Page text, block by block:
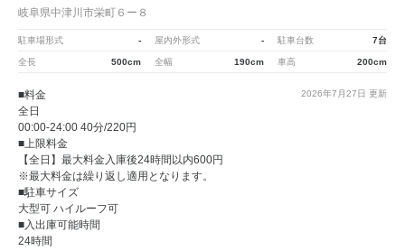
岐阜県中津川市栄町６ー８
駐車場形式 - 屋内外形式 - 駐車台数 7台
全長 500cm 全幅 190cm 車高 200cm
2026年7月27日 更新
■料金
全日
00:00-24:00 40分/220円
■上限料金
【全日】最大料金入庫後24時間以内600円
※最大料金は繰り返し適用となります。
■駐車サイズ
大型可 ハイルーフ可
■入出庫可能時間
24時間